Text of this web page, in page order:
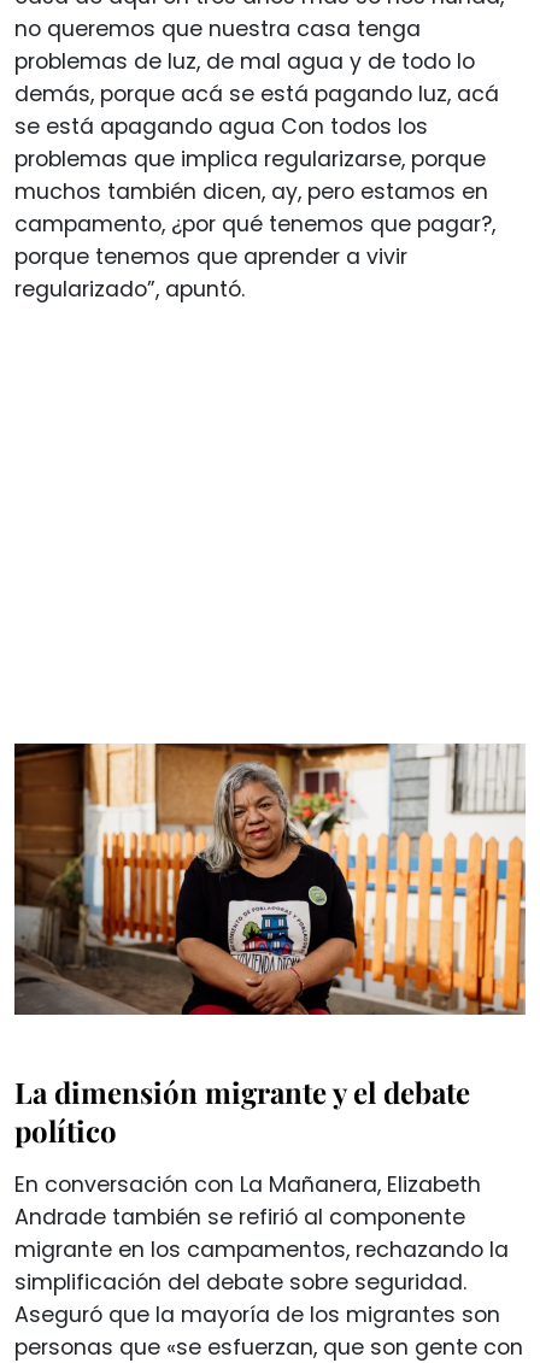
no queremos que nuestra casa tenga
problemas de luz, de mal agua y de todo lo
demás, porque acá se está pagando luz, acá
se está apagando agua Con todos los
problemas que implica regularizarse, porque
muchos también dicen, ay, pero estamos en
campamento, ¿por qué tenemos que pagar?,
porque tenemos que aprender a vivir
regularizado”, apuntó.
La dimensión migrante y el debate
político
En conversación con La Mañanera, Elizabeth
Andrade también se refirió al componente
migrante en los campamentos, rechazando la
simplificación del debate sobre seguridad.
Aseguró que la mayoría de los migrantes son
personas que «se esfuerzan, que son gente con